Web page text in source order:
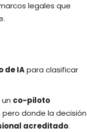
legales que
de IApara clasificar
co-piloto
donde la decisión
acreditado.